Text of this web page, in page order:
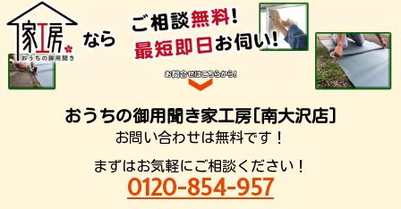
おうちの御用聞き家工房[南大沢店]
お問い合わせは無料です！
まずはお気軽にご相談ください！
0120-854-957